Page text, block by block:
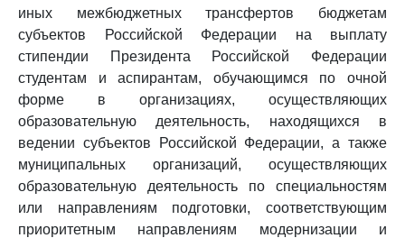
иных межбюджетных трансфертов бюджетам
субъектов Российской Федерации на выплату
стипендии Президента Российской Федерации
студентам и аспирантам, обучающимся по очной
форме в организациях, осуществляющих
образовательную деятельность, находящихся в
ведении субъектов Российской Федерации, а также
муниципальных организаций, осуществляющих
образовательную деятельность по специальностям
или направлениям подготовки, соответствующим
приоритетным направлениям модернизации и